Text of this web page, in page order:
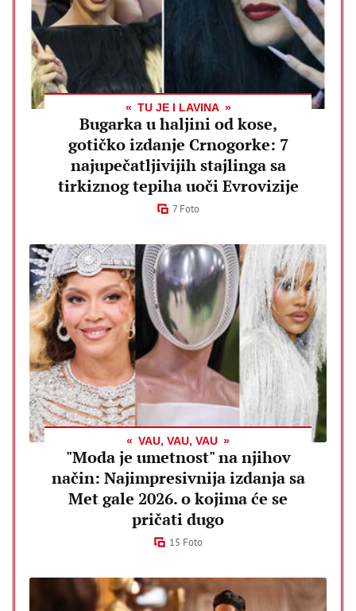
TU JE I LAVINA
Bugarka u haljini od kose,
gotičko izdanje Crnogorke: 7
najupečatljivijih stajlinga sa
tirkiznog tepiha uoči Evrovizije
7 Foto
VAU, VAU, VAU
"Moda je umetnost" na njihov
način: Najimpresivnija izdanja sa
Met gale 2026. o kojima će se
pričati dugo
15 Foto